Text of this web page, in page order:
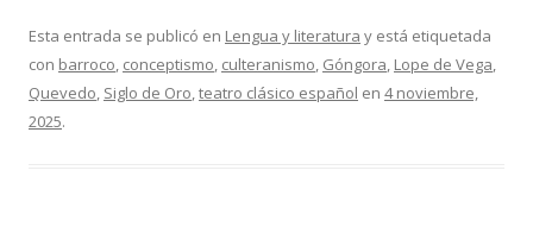
Esta entrada se publicó en Lengua y literatura y está etiquetada
con barroco, conceptismo, culteranismo, Góngora, Lope de Vega,
Quevedo, Siglo de Oro,teatro clásico español en 4 noviembre,
2025.